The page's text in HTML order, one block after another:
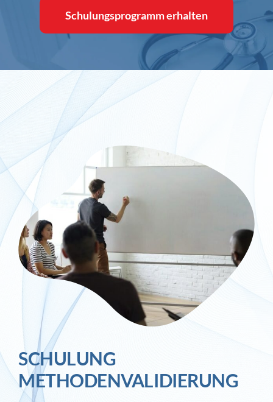
Inlog stellt ein
Kontakt
Schulungsprogramm erhalten
SCHULUNG
METHODENVALIDIERUNG